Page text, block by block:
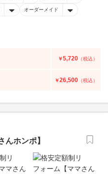
オーダーメイド
￥5,720 （税込）
￥26,500 （税込）
んホンポ】